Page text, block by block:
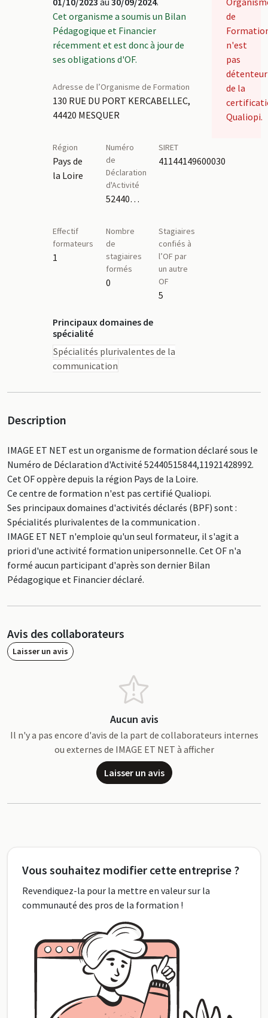
Cet organisme a soumis un Bilan
Pédagogique et Financier
récemment et est donc à jour de
ses obligations d'OF.
Adresse de l’Organisme de Formation
130 RUE DU PORT KERCABELLEC,
44420 MESQUER
Région
Pays de
la Loire
Numéro
de
Déclaration
d'Activité
52440515844,11921428992
SIRET
41144149600030
Effectif
formateurs
1
Nombre
de
stagiaires
formés
0
Stagiaires
confiés à
l’OF par
un autre
OF
5
Principaux domaines de
spécialité
Spécialités plurivalentes de la
communication
de
n'est
pas
détenteur
de la
Qualiopi.
Description
IMAGE ET NET est un organisme de formation déclaré sous le
Numéro de Déclaration d'Activité 52440515844,11921428992.
Cet OF oppère depuis la région Pays de la Loire.
Ce centre de formation n'est pas certifié Qualiopi.
Ses principaux domaines d'activités déclarés (BPF) sont :
Spécialités plurivalentes de la communication .
IMAGE ET NET n'emploie qu'un seul formateur, il s'agit a
priori d'une activité formation unipersonnelle. Cet OF n'a
formé aucun participant d'après son dernier Bilan
Pédagogique et Financier déclaré.
Avis des collaborateurs
Laisser un avis
Aucun avis
Il n'y a pas encore d'avis de la part de collaborateurs internes
ou externes de IMAGE ET NET à afficher
Laisser un avis
Vous souhaitez modifier cette entreprise ?
Revendiquez-la pour la mettre en valeur sur la
communauté des pros de la formation !